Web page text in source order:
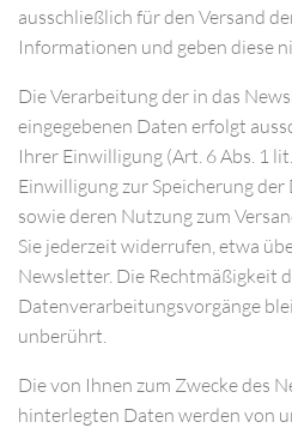
ausschließlich für den Versand
Informationen und geben diese
Die Verarbeitung der in das
eingegebenen Daten erfolgt
Ihrer Einwilligung (Art. 6 Abs. 1
Einwilligung zur Speicherung
sowie deren Nutzung zum
Sie jederzeit widerrufen, etwa
Newsletter. Die Rechtmäßigkeit
Datenverarbeitungsvorgänge
unberührt.
Die von Ihnen zum Zwecke des
hinterlegten Daten werden von